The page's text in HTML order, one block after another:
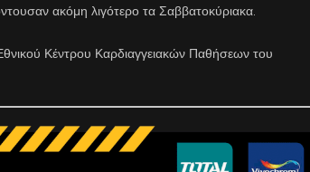
ακόμη λιγότερο τα Σαββατοκύριακα.
Κέντρου Καρδιαγγειακών Παθήσεων του